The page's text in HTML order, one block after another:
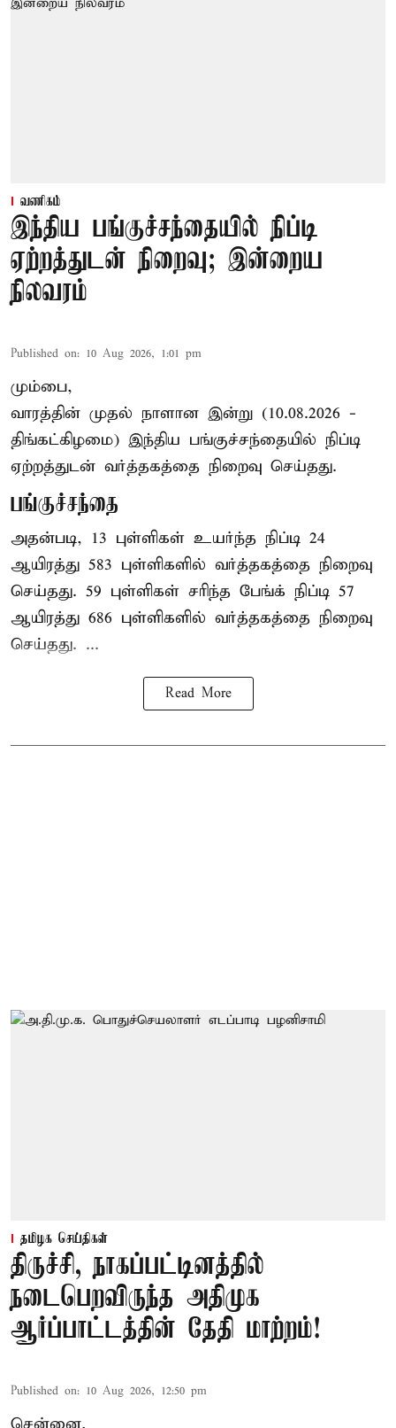
வணிகம்
இந்திய பங்குச்சந்தையில் நிப்டி
ஏற்றத்துடன் நிறைவு; இன்றைய
நிலவரம்
Published on: 10 Aug 2026, 1:01 pm
மும்பை,
வாரத்தின் முதல் நாளான இன்று (10.08.2026 -
திங்கட்கிழமை) இந்திய பங்குச்சந்தையில் நிப்டி
ஏற்றத்துடன் வர்த்தகத்தை நிறைவு செய்தது.
பங்குச்சந்தை
அதன்படி, 13 புள்ளிகள் உயர்ந்த நிப்டி 24
ஆயிரத்து 583 புள்ளிகளில் வர்த்தகத்தை நிறைவு
செய்தது. 59 புள்ளிகள் சரிந்த பேங்க் நிப்டி 57
ஆயிரத்து 686 புள்ளிகளில் வர்த்தகத்தை நிறைவு
செய்தது. ...
Read More
தமிழக செய்திகள்
திருச்சி, நாகப்பட்டினத்தில்
நடைபெறவிருந்த அதிமுக
ஆர்ப்பாட்டத்தின் தேதி மாற்றம்!
Published on: 10 Aug 2026, 12:50 pm